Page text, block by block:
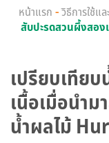
หน้าแรก -วิธีการใช้แ
สับปะรดสวนผึ้งสอง
เปรียบเทีย
เนื้อเมื่อนำ
น้ำผลไม้